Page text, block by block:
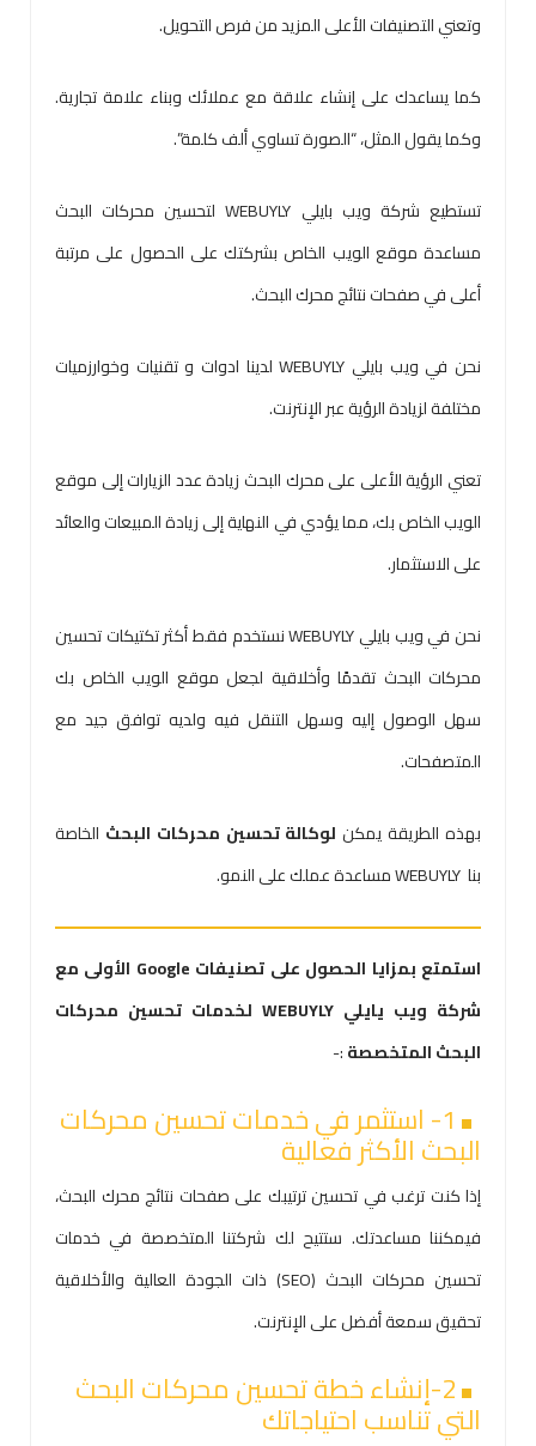
وتعني التصنيفات الأعلى المزيد من فرص التحويل.
كما يساعدك على إنشاء علاقة مع عملائك وبناء علامة تجارية.
وكما يقول المثل، “الصورة تساوي ألف كلمة”.
تستطيع شركة ويب بايلي WEBUYLY لتحسين محركات البحث
مساعدة موقع الويب الخاص بشركتك على الحصول على مرتبة
أعلى في صفحات نتائج محرك البحث.
نحن في ويب بايلي WEBUYLY لدينا ادوات و تقنيات وخوارزميات
مختلفة لزيادة الرؤية عبر الإنترنت.
تعني الرؤية الأعلى على محرك البحث زيادة عدد الزيارات إلى موقع
الويب الخاص بك، مما يؤدي في النهاية إلى زيادة المبيعات والعائد
على الاستثمار.
نحن في ويب بايلي WEBUYLY نستخدم فقط أكثر تكتيكات تحسين
محركات البحث تقدمًا وأخلاقية لجعل موقع الويب الخاص بك
سهل الوصول إليه وسهل التنقل فيه ولديه توافق جيد مع
المتصفحات.
بهذه الطريقة يمكن لوكالة تحسين محركات البحث الخاصة
بنا WEBUYLY مساعدة عملك على النمو.
استمتع بمزايا الحصول على تصنيفات Google الأولى مع
شركة ويب يايلي WEBUYLY لخدمات تحسين محركات
البحث المتخصصة:-
1- استثمر في خدمات تحسين محركات
البحث الأكثر فعالية
إذا كنت ترغب في تحسين ترتيبك على صفحات نتائج محرك البحث،
فيمكننا مساعدتك. ستتيح لك شركتنا المتخصصة في خدمات
تحسين محركات البحث (SEO) ذات الجودة العالية والأخلاقية
تحقيق سمعة أفضل على الإنترنت.
2-إنشاء خطة تحسين محركات البحث
التي تناسب احتياجاتك